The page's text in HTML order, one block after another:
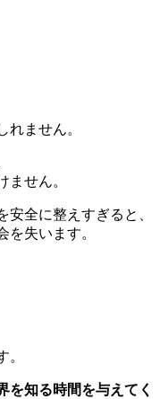
れません。
ません。
全に整えすぎると、
失います。
。
を知る時間を与えてく